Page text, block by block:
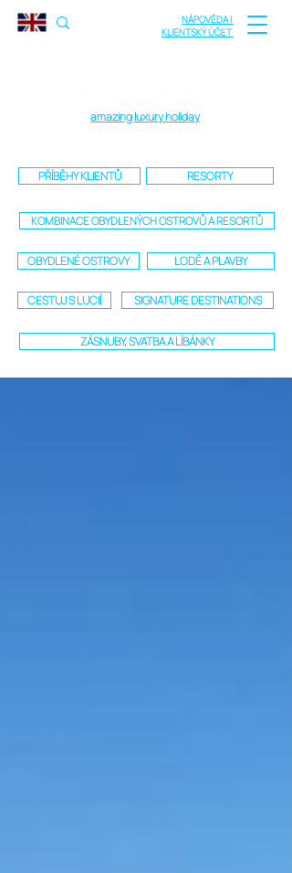
NÁPOVĚDA |
KLIENTSKÝ ÚČET
amazing luxury holiday
PŘÍBĚHY KLIENTŮ RESORTY
KOMBINACE OBYDLENÝCH OSTROVŮ A RESORTŮ
OBYDLENÉ OSTROVY LODĚ A PLAVBY
CESTUJ S LUCIÍ SIGNATURE DESTINATIONS
ZÁSNUBY, SVATBA A LÍBÁNKY